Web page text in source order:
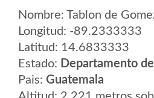
Nombre: Tablon de
Longitud: -89.2333333
Latitud: 14.6833333
Estado: Departamento
Pais: Guatemala